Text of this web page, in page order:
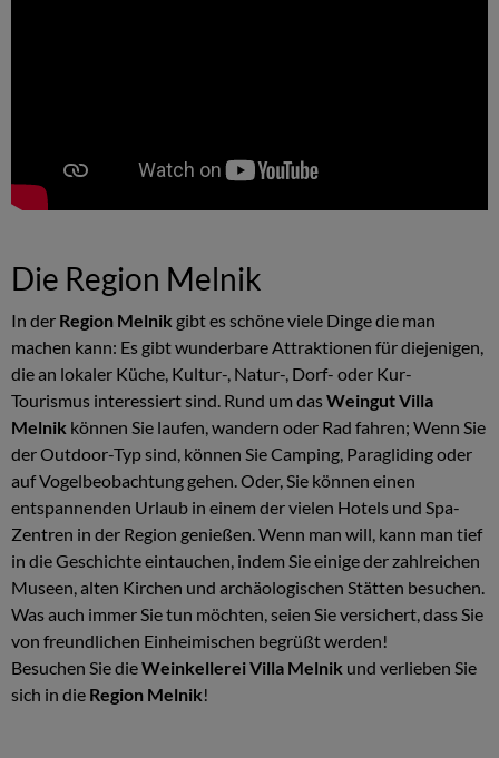
Die Region Melnik
In der Region Melnik gibt es schöne viele Dinge die man
machen kann: Es gibt wunderbare Attraktionen für diejenigen,
die an lokaler Küche, Kultur-, Natur-, Dorf- oder Kur-
Tourismus interessiert sind. Rund um dasWeingut Villa
Melnik können Sie laufen, wandern oder Rad fahren; Wenn Sie
der Outdoor-Typ sind, können Sie Camping, Paragliding oder
auf Vogelbeobachtung gehen. Oder, Sie können einen
entspannenden Urlaub in einem der vielen Hotels und Spa-
Zentren in der Region genießen. Wenn man will, kann man tief
in die Geschichte eintauchen, indem Sie einige der zahlreichen
Museen, alten Kirchen und archäologischen Stätten besuchen.
Was auch immer Sie tun möchten, seien Sie versichert, dass Sie
von freundlichen Einheimischen begrüßt werden!
Besuchen Sie dieWeinkellerei Villa Melnik und verlieben Sie
sich in die Region Melnik!